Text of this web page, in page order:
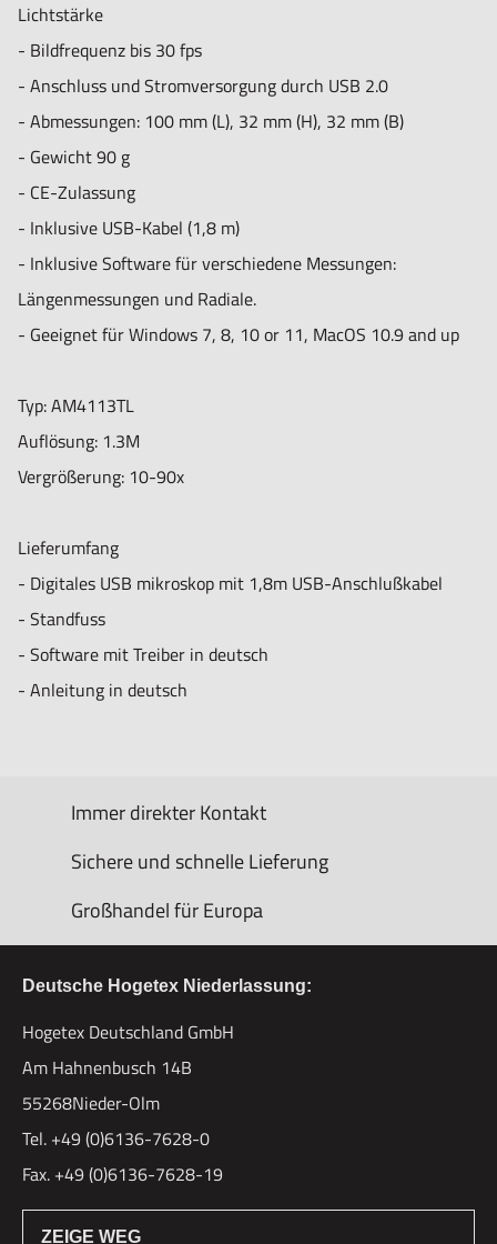
Lichtstärke
- Bildfrequenz bis 30 fps
- Anschluss und Stromversorgung durch USB 2.0
- Abmessungen: 100 mm (L), 32 mm (H), 32 mm (B)
- Gewicht 90 g
- CE-Zulassung
- Inklusive USB-Kabel (1,8 m)
- Inklusive Software für verschiedene Messungen:
Längenmessungen und Radiale.
- Geeignet für Windows 7, 8, 10 or 11, MacOS 10.9 and up
Typ: AM4113TL
Auflösung: 1.3M
Vergrößerung: 10-90x
Lieferumfang
- Digitales USB mikroskop mit 1,8m USB-Anschlußkabel
- Standfuss
- Software mit Treiber in deutsch
- Anleitung in deutsch
Immer direkter Kontakt
Sichere und schnelle Lieferung
Großhandel für Europa
Deutsche Hogetex Niederlassung:
Hogetex Deutschland GmbH
Am Hahnenbusch 14B
55268Nieder-Olm
Tel. +49 (0)6136-7628-0
Fax. +49 (0)6136-7628-19
ZEIGE WEG